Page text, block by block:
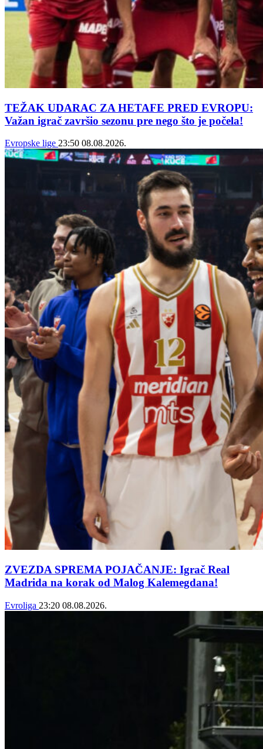
TEŽAK UDARAC ZA HETAFE PRED EVROPU:
Važan igrač završio sezonu pre nego što je počela!
Evropske lige 23:50 08.08.2026.
ZVEZDA SPREMA POJAČANJE: Igrač Real
Madrida na korak od Malog Kalemegdana!
Evroliga 23:20 08.08.2026.